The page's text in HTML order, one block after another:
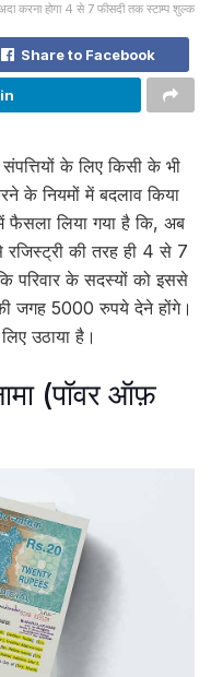
करना होगा 4 से 7 फीसदी तक स्टाम्प शुल्क
Share to Facebook
के लिए किसी के भी
के नियमों में बदलाव किया
फैसला लिया गया है कि, अब
रजिस्ट्री की तरह ही 4 से 7
परिवार के सदस्यों को इससे
जगह 5000 रुपये देने होंगे।
उठाया है।
(पॉवर ऑफ़